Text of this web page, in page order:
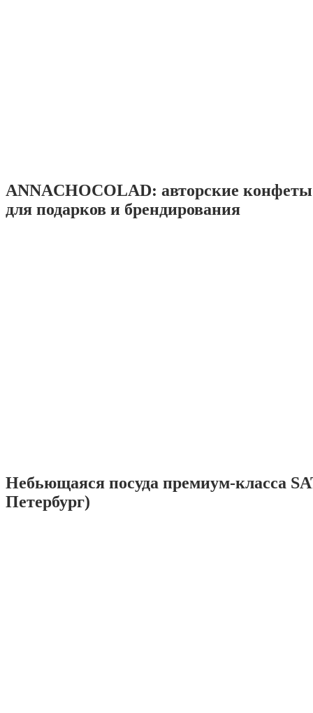
ANNACHOCOLAD: авторские
для подарков и брендирования
Небьющаяся посуда премиум-класса
Петербург)